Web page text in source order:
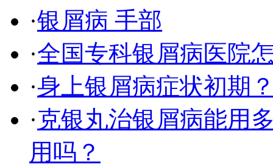
·银屑病 手部
·全国专科银屑病医院
·身上银屑病症状初期
·克银丸治银屑病能用
用吗？